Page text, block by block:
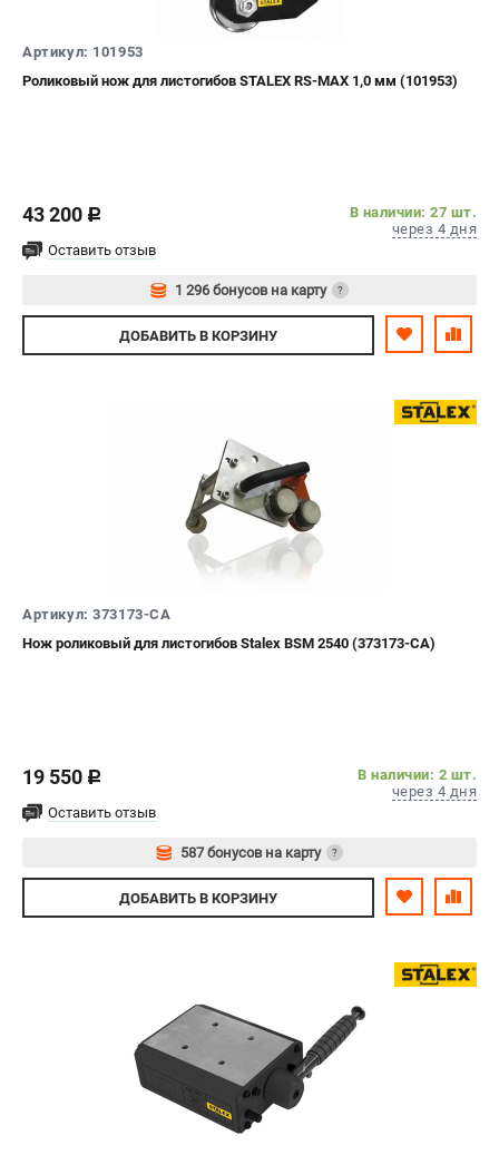
ИЗБРАННОЕ ( 0 )
ПОДДЕРЖКА
Сервисиный центр
Политика обработки персональных данных
Как нас найти
Новости
Как выбрать заточной станок?
Основные виды сверлильных станков и их назначение
Токарные станки и их особенности
Информация размещённая на сайте не является публичной
проспект Александровской Фермы, 29АЛ
8 (812) 564-50-74
Прием заказов по телефону:
пн-пт - с 9:00 до 18:00
сб - с 10:00 до 16:00
Артикул: 101953
Роликовый нож для листогибов STALEX RS-MAX 1,0 мм (101953)
43 200 c
В наличии: 27 шт.
через 4 дня
Оставить отзыв
1 296 бонусов на карту ?
Авторизуйтесь
ДОБАВИТЬ В КОРЗИНУ
Артикул: 373173-CA
Нож роликовый для листогибов Stalex BSM 2540 (373173-CA)
19 550 c
В наличии: 2 шт.
через 4 дня
Оставить отзыв
587 бонусов на карту ?
Авторизуйтесь
ДОБАВИТЬ В КОРЗИНУ